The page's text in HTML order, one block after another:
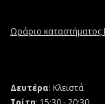
Ωράριο καταστήματος
Δευτέρα: Κλειστά